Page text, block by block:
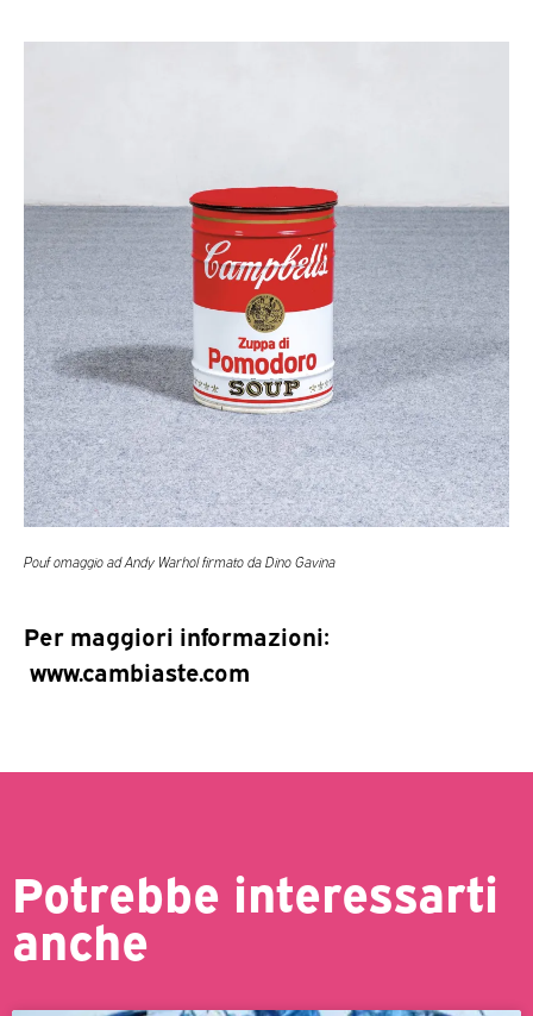
Pouf omaggio ad Andy Warhol firmato da Dino Gavina
Per maggiori informazioni:
www.cambiaste.com
Potrebbe interessarti
anche